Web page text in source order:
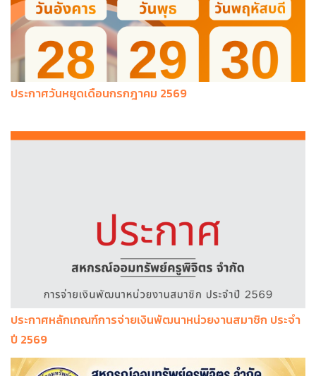
ประกาศวันหยุดเดือนกรกฎาคม 2569
ประกาศหลักเกณฑ์การจ่ายเงินพัฒนาหน่วยงานสมาชิก ประจำ
ปี 2569